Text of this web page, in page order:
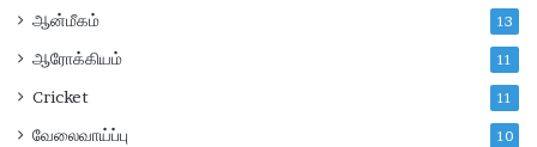
ஆன்மீகம் 13
ஆரோக்கியம் 11
Cricket 11
வேலைவாய்ப்பு 10